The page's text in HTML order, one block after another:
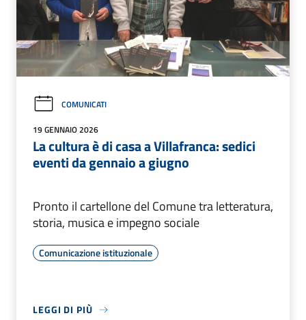
COMUNICATI
19 GENNAIO 2026
La cultura è di casa a Villafranca: sedici
eventi da gennaio a giugno
Pronto il cartellone del Comune tra letteratura,
storia, musica e impegno sociale
Comunicazione istituzionale
LEGGI DI PIÙ